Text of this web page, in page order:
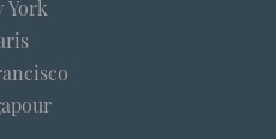
York